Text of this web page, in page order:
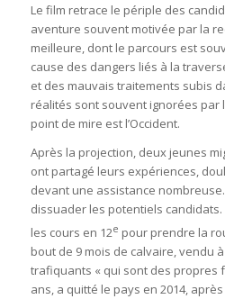
Le film retrace le périple des
aventure souvent motivée par la
meilleure, dont le parcours est
cause des dangers liés à la
et des mauvais traitements subis
réalités sont souvent ignorées par
point de mire est l’Occident.
Après la projection, deux jeunes
ont partagé leurs expériences,
devant une assistance nombreuse.
dissuader les potentiels candidats.
les cours en 12e pour prendre la
bout de 9 mois de calvaire, vendu
trafiquants « qui sont des propres
ans, a quitté le pays en 2014,